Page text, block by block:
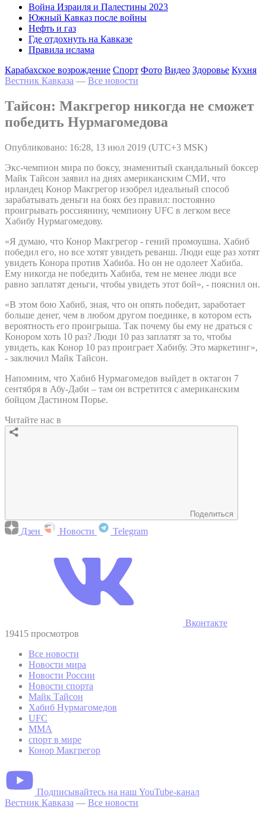
Война Израиля и Палестины 2023
Южный Кавказ после войны
Нефть и газ
Где отдохнуть на Кавказе
Правила ислама
Карабахское возрождение Спорт Фото Видео Здоровье Кухня
Вестник Кавказа — Все новости
Тайсон: Макгрегор никогда не сможет
победить Нурмагомедова
Опубликовано: 16:28, 13 июл 2019 (UTC+3 MSK)
Экс-чемпион мира по боксу, знаменитый скандальный боксер
Майк Тайсон заявил на днях американским СМИ, что
ирландец Конор Макгрегор изобрел идеальный способ
зарабатывать деньги на боях без правил: постоянно
проигрывать россиянину, чемпиону UFC в легком весе
Хабибу Нурмагомедову.
«Я думаю, что Конор Макгрегор - гений промоушна. Хабиб
победил его, но все хотят увидеть реванш. Люди еще раз хотят
увидеть Конора против Хабиба. Но он не одолеет Хабиба.
Ему никогда не победить Хабиба, тем не менее люди все
равно заплатят деньги, чтобы увидеть этот бой», - пояснил он.
«В этом бою Хабиб, зная, что он опять победит, заработает
больше денег, чем в любом другом поединке, в котором есть
вероятность его проигрыша. Так почему бы ему не драться с
Конором хоть 10 раз? Люди 10 раз заплатят за то, чтобы
увидеть, как Конор 10 раз проиграет Хабибу. Это маркетинг»,
- заключил Майк Тайсон.
Напомним, что Хабиб Нурмагомедов выйдет в октагон 7
сентября в Абу-Даби – там он встретится с американским
бойцом Дастином Порье.
Читайте нас в
Поделиться
Дзен Новости Telegram
Вконтакте
19415 просмотров
Все новости
Новости мира
Новости России
Новости спорта
Майк Тайсон
Хабиб Нурмагомедов
UFC
MMA
спорт в мире
Конор Макгрегор
Подписывайтесь на наш YouTube-канал
Вестник Кавказа — Все новости